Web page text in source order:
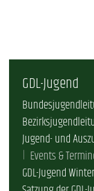
GDL-Jugend
Jugend- und
Events &
GDL-Jugend